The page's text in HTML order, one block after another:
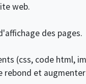
web.
des pages.
(css, code html,
et